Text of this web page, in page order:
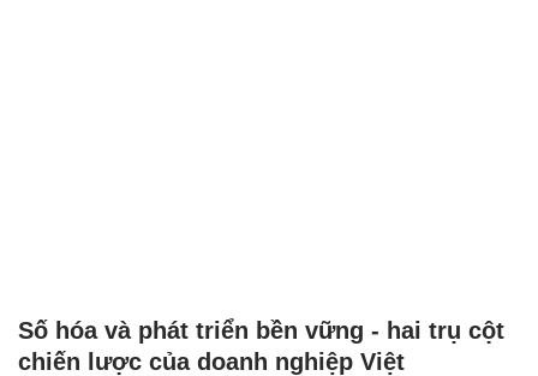
Số hóa và phát triển bền vững - hai trụ cột
chiến lược của doanh nghiệp Việt